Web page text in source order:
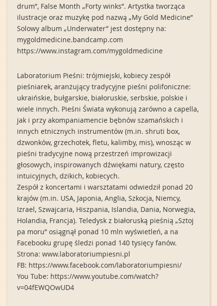
drum”, False Month „Forty winks”. Artystka tworząca
ilustracje oraz muzykę pod nazwą „My Gold Medicine”
Solowy album „Underwater” jest dostępny na:
mygoldmedicine.bandcamp.com
https://www.instagram.com/mygoldmedicine
Laboratorium Pieśni: trójmiejski, kobiecy zespół
pieśniarek, aranżujący tradycyjne pieśni polifoniczne:
ukraińskie, bułgarskie, białoruskie, serbskie, polskie i
wiele innych. Pieśni Świata wykonują zarówno a capella,
jak i przy akompaniamencie bębnów szamańskich i
innych etnicznych instrumentów (m.in. shruti box,
dzwonków, grzechotek, fletu, kalimby, mis), wnosząc w
pieśni tradycyjne nową przestrzeń improwizacji
głosowych, inspirowanych dźwiękami natury, często
intuicyjnych, dzikich, kobiecych.
Zespół z koncertami i warsztatami odwiedził ponad 20
krajów (m.in. USA, Japonia, Anglia, Szkocja, Niemcy,
Izrael, Szwajcaria, Hiszpania, Islandia, Dania, Norwegia,
Holandia, Francja). Teledysk z białoruską pieśnią „Sztoj
pa moru” osiągnął ponad 10 mln wyświetleń, a na
Facebooku grupę śledzi ponad 140 tysięcy fanów.
Strona: www.laboratoriumpiesni.pl
FB: https://www.facebook.com/laboratoriumpiesni/
You Tube: https://www.youtube.com/watch?
v=04fEWQOwUD4